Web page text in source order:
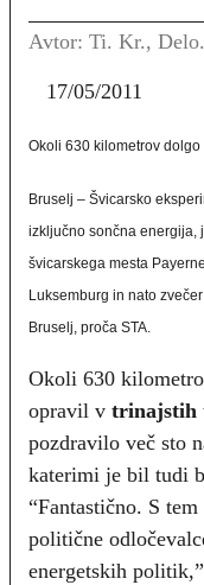
Avtor: Ti. Kr.,
17/05/2011
Okoli 630 kilometrov
Bruselj – Švicarsko
izključno sončna energija,
švicarskega mesta
Luksemburg in nato
Bruselj, proča STA.
Okoli 630
opravil v trinajstih
pozdravilo več sto
katerimi je bil tudi
“Fantastično. S
politične
energetskih